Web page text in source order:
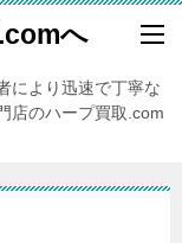
へ
により迅速で丁寧な
店のハープ買取.com